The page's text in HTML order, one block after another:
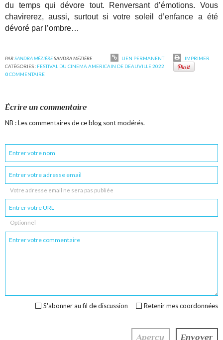
du temps qui dévore tout. Renversant d’émotions. Vous
chavirerez, aussi, surtout si votre soleil d’enfance a été
dévoré par l’ombre…
PARSANDRA MÉZIÈRESANDRA MÉZIÈRE LIEN PERMANENT
IMPRIMER
CATÉGORIES : FESTIVAL DU CINEMA AMERICAIN DE DEAUVILLE 2022
0COMMENTAIRE
Écrire un commentaire
NB : Les commentaires de ce blog sont modérés.
Votre adresse email ne sera pas publiée
Optionnel
Retenir mes coordonnées
S'abonner au fil de discussion